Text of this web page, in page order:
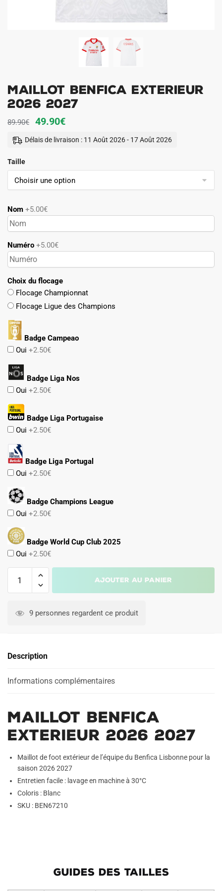
Maillot Benfica Exterieur
2026 2027
89.90€
Le
prix
89.90€.
49.90€Le
prix
49.90€.
Délais de livraison : 11 Août 2026 - 17 Août 2026
Taille
Nom +5.00€
Numéro +5.00€
Choix du flocage
Flocage Championnat
Flocage Ligue des Champions
Badge Campeao
Oui +2.50€
Badge Liga Nos
Oui +2.50€
Badge Liga Portugaise
Oui +2.50€
Badge Liga Portugal
Oui +2.50€
Badge Champions League
Oui +2.50€
Badge World Cup Club 2025
Oui +2.50€
Benfica
Ajouter au panier
n
t
e
:
9 personnes regardent ce produit
Description
Informations complémentaires
Maillot Benfica
Exterieur 2026 2027
Maillot de foot extérieur de l’équipe du Benfica Lisbonne pour la
saison 2026 2027
Entretien facile : lavage en machine à 30°C
Coloris : Blanc
SKU : BEN67210
GUIDES DES TAILLES